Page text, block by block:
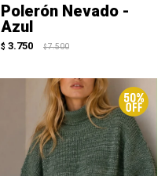
Polerón Nevado -
Azul
$ 3.750 $ 7.500